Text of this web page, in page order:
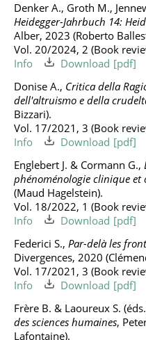
Denker A., Groth M.,
Heidegger-Jahrbuch 14:
Alber, 2023 (Roberto
Vol. 20/2024, 2 (Book
Info
Download
Donise A., Critica della
dell'altruismo e della
Bizzari).
Vol. 17/2021, 3 (Book
Info
Download
Englebert J. & Cormann G.,
phénoménologie clinique
(Maud Hagelstein).
Vol. 18/2022, 1 (Book
Info
Download
Federici S., Par-delà les
Divergences, 2020
Vol. 17/2021, 3 (Book
Info
Download
Frère B. & Laoureux S.
des sciences humaines,
Lafontaine).